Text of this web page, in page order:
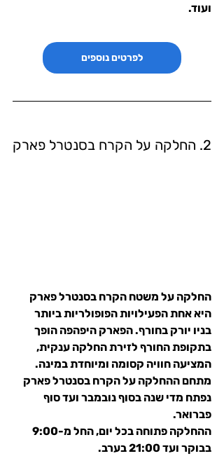
ועוד.
לפרטים נוספים
2. החלקה על הקרח בסנטרל פארק
החלקה על משטח הקרח בסנטרל פארק
היא אחת הפעילויות הפופולריות ביותר
בניו יורק בחורף. הפארק היפהפה הופך
בתקופת החורף לזירת החלקה ענקית,
המציעה חוויה קסומה ומיוחדת במינה.
מתחם ההחלקה על הקרח בסנטרל פארק
נפתח מדי שנה בסוף נובמבר ועד סוף
פברואר.
בבוקר ועד 21:00 בערב.